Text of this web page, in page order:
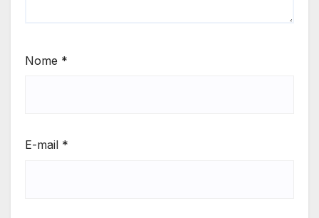
Nome *
E-mail *